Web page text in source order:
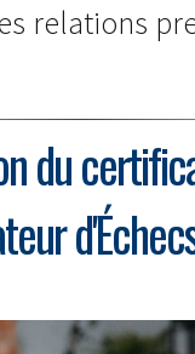
relations
du